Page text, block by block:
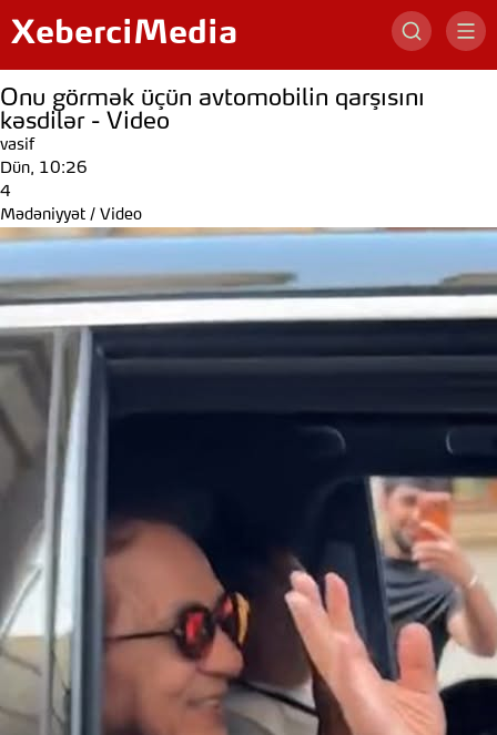
XeberciMedia
Onu görmək üçün avtomobilin qarşısını
kəsdilər - Video
vasif
Dün, 10:26
4
Mədəniyyət / Video